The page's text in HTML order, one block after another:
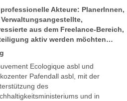
Akteure: PlanerInnen,
aus dem Freelance-Bereich,
aktiv werden möchten…
Ecologique asbl und
Pafendall asbl, mit der
des
und in